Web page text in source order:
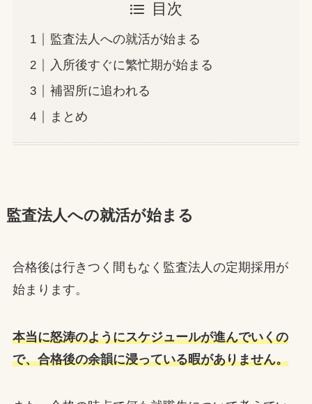
目次
監査法人への就活が始まる
入所後すぐに繁忙期が始まる
補習所に追われる
まとめ
監査法人への就活が始まる
合格後は行きつく間もなく監査法人の定期採用が
始まります。
本当に怒涛のようにスケジュールが進んでいくの
で、合格後の余韻に浸っている暇がありません。